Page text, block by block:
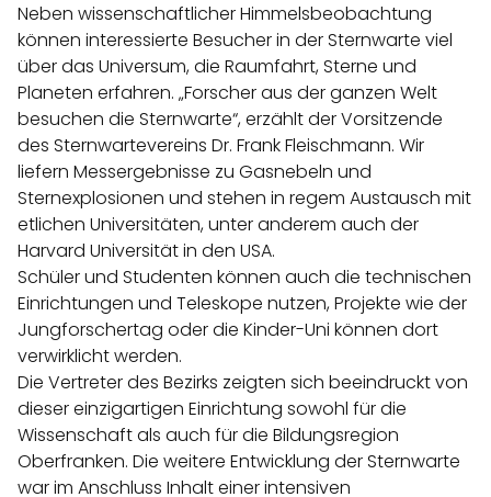
Neben wissenschaftlicher Himmelsbeobachtung
können interessierte Besucher in der Sternwarte viel
über das Universum, die Raumfahrt, Sterne und
Planeten erfahren. „Forscher aus der ganzen Welt
besuchen die Sternwarte“, erzählt der Vorsitzende
des Sternwartevereins Dr. Frank Fleischmann. Wir
liefern Messergebnisse zu Gasnebeln und
Sternexplosionen und stehen in regem Austausch mit
etlichen Universitäten, unter anderem auch der
Harvard Universität in den USA.
Schüler und Studenten können auch die technischen
Einrichtungen und Teleskope nutzen, Projekte wie der
Jungforschertag oder die Kinder-Uni können dort
verwirklicht werden.
Die Vertreter des Bezirks zeigten sich beeindruckt von
dieser einzigartigen Einrichtung sowohl für die
Wissenschaft als auch für die Bildungsregion
Oberfranken. Die weitere Entwicklung der Sternwarte
war im Anschluss Inhalt einer intensiven